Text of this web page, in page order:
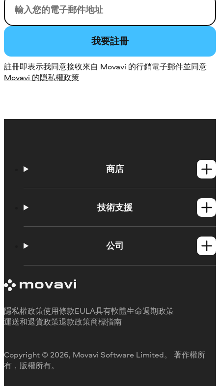
您的電子郵件
我要註冊
註冊即表示我同意接收來自 Movavi 的行銷電子郵件並同意
Movavi 的隱私權政策
商店
Mac產品
技術支援
學習平台
取消訂閱
退款
公司
客戶評價
為何要選擇我們
工作用
Copyright © 2026, Movavi Software Limited。 著作權所
有，版權所有。
隱私權政策使用條款EULA具有軟體生命週期政策
運送和退貨政策退款政策商標指南